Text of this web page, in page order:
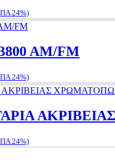
24%)
AM/FM
24%)
24%)